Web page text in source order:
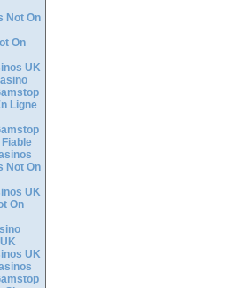
Not On
On
UK
Ligne
Not On
UK
On
UK